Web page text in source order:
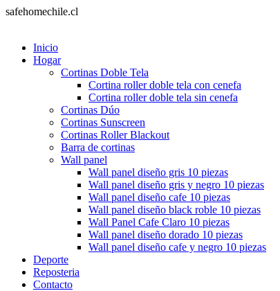
safehomechile.cl
Inicio
Hogar
Cortinas Doble Tela
Cortina roller doble tela con cenefa
Cortina roller doble tela sin cenefa
Cortinas Dúo
Cortinas Sunscreen
Cortinas Roller Blackout
Barra de cortinas
Wall panel
Wall panel diseño gris 10 piezas
Wall panel diseño gris y negro 10 piezas
Wall panel diseño cafe 10 piezas
Wall panel diseño black roble 10 piezas
Wall Panel Cafe Claro 10 piezas
Wall panel diseño dorado 10 piezas
Wall panel diseño cafe y negro 10 piezas
Deporte
Reposteria
Contacto